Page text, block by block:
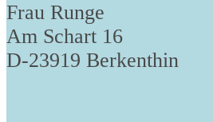
Frau Runge
Am Schart 16
D-23919 Berkenthin